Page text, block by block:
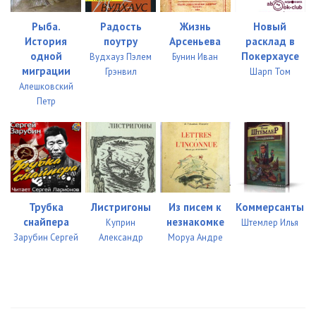
31_Zvezda na chas 09:31
32_Zvezda na chas 17:19
33_Zvezda na chas 09:11
34_Zvezda na chas
35_Zvezda na chas 24:40
36_Zvezda na chas 09:52
37_Zvezda na chas 09:04
38_Zvezda na chas 04:10
Рыба.
История
одной
миграции
Алешковский
Петр
Радость
поутру
Вудхауз Пэлем
Грэнвил
Жизнь
Арсеньева
Бунин Иван
Новый
расклад в
Покерхаусе
Шарп Том
Трубка
снайпера
Зарубин Сергей
Листригоны
Куприн
Александр
Из писем к
незнакомке
Моруа Андре
Коммерсанты
Штемлер Илья